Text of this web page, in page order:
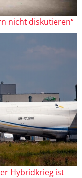
nicht diskutieren“
Hybridkrieg ist